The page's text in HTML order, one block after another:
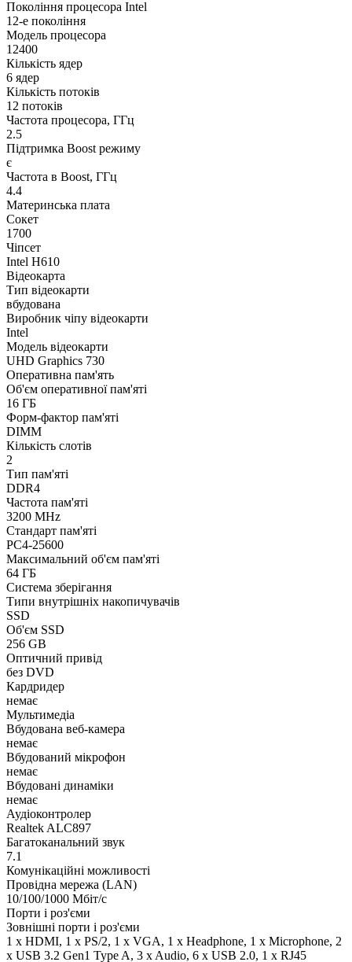
Покоління процесора Intel
12-е покоління
Модель процесора
12400
Кількість ядер
6 ядер
Кількість потоків
12 потоків
Частота процесора, ГГц
2.5
Підтримка Boost режиму
є
Частота в Boost, ГГц
4.4
Материнська плата
Сокет
1700
Чіпсет
Intel H610
Відеокарта
Тип відеокарти
вбудована
Виробник чіпу відеокарти
Intel
Модель відеокарти
UHD Graphics 730
Оперативна пам'ять
Об'єм оперативної пам'яті
16 ГБ
Форм-фактор пам'яті
DIMM
Кількість слотів
2
Тип пам'яті
DDR4
Частота пам'яті
3200 MHz
Стандарт пам'яті
PC4-25600
Максимальний об'єм пам'яті
64 ГБ
Система зберігання
Типи внутрішніх накопичувачів
SSD
Об'єм SSD
256 GB
Оптичний привід
без DVD
Кардридер
немає
Мультимедіа
Вбудована веб-камера
немає
Вбудований мікрофон
немає
Вбудовані динаміки
немає
Аудіоконтролер
Realtek ALC897
Багатоканальний звук
7.1
Комунікаційні можливості
Провідна мережа (LAN)
10/100/1000 Мбіт/с
Порти і роз'єми
Зовнішні порти і роз'єми
1 x HDMI, 1 x PS/2, 1 x VGA, 1 x Нeadphone, 1 х Microphone, 2
x USB 3.2 Gen1 Type A, 3 x Audio, 6 x USB 2.0, 1 x RJ45